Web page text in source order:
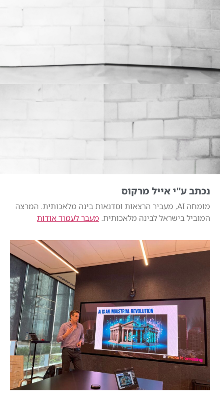
נכתב ע"י אייל מרקוס
מומחה AI, מעביר הרצאות וסדנאות בינה מלאכותית. המרצה
המוביל בישראל לבינה מלאכותית. מעבר לעמוד אודות